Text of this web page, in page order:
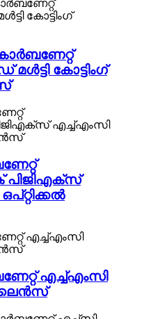
കോട്ടിംഗ്
പിജിഎക്സ്
എച്ച്എംസി
ലെൻസ്